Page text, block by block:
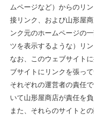
ムページなど）からのリ
接リンク、および山形屋
ンク元のホームページの
ツを表示するような）リ
なお、このウェブサイト
ブサイトにリンクを張っ
それぞれの運営者の責任
いて山形屋商店が責任を
また、それらのサイトと